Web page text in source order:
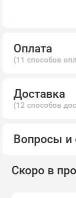
Оплата
(11 способов
Доставка
(12 способов
Вопросы и
Скоро в